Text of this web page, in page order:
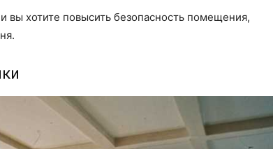
вы хотите повысить безопасность помещения,